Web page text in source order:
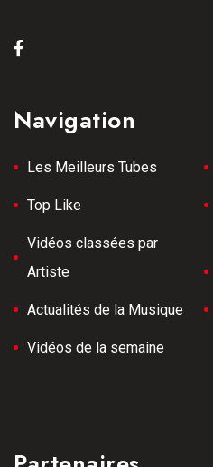
Navigation
Les Meilleurs Tubes
Top Like
Vidéos classées par
Artiste
Actualités de la Musique
Vidéos de la semaine